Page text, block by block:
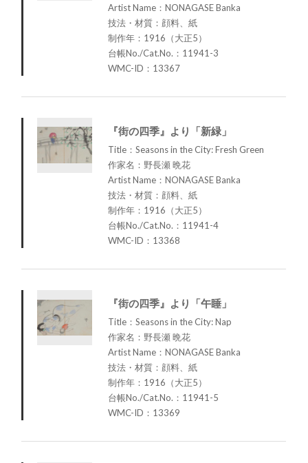
Artist Name：NONAGASE Banka
技法・材質：顔料、紙
制作年：1916（大正5）
台帳No./Cat.No.：11941-3
WMC-ID：13367
『街の四季』より「新緑」
Title：Seasons in the City: Fresh Green
作家名：野長瀬 晩花
Artist Name：NONAGASE Banka
技法・材質：顔料、紙
制作年：1916（大正5）
台帳No./Cat.No.：11941-4
WMC-ID：13368
『街の四季』より「午睡」
Title：Seasons in the City: Nap
作家名：野長瀬 晩花
Artist Name：NONAGASE Banka
技法・材質：顔料、紙
制作年：1916（大正5）
台帳No./Cat.No.：11941-5
WMC-ID：13369